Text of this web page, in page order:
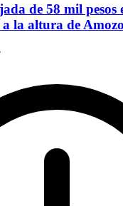
de 58 mil pesos
la altura de